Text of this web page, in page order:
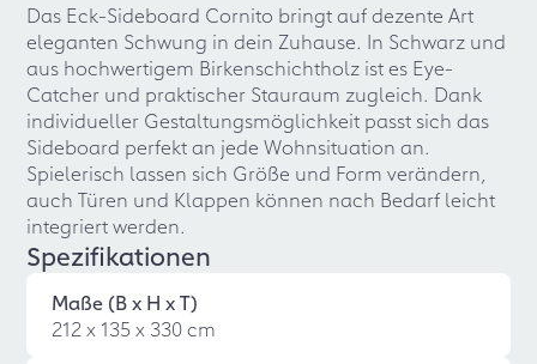
Das Eck-Sideboard Cornito bringt auf dezente Art
eleganten Schwung in dein Zuhause. In Schwarz und
aus hochwertigem Birkenschichtholz ist es Eye-
Catcher und praktischer Stauraum zugleich. Dank
individueller Gestaltungsmöglichkeit passt sich das
Sideboard perfekt an jede Wohnsituation an.
Spielerisch lassen sich Größe und Form verändern,
auch Türen und Klappen können nach Bedarf leicht
integriert werden.
Spezifikationen
Maße (B x H x T)
212 x 135 x 330 cm